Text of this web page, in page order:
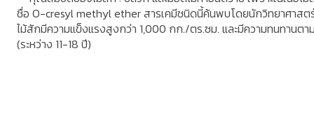
ชื่อ O-cresyl methyl ether สารเคมีชนิดนี้ค้นพบโดยนักวิทยาศาสต
ไม้สักมีความแข็งแรงสูงกว่า 1,000 กก./ตร.ซม. และมีความทนทาน
(ระหว่าง 11-18 ปี)